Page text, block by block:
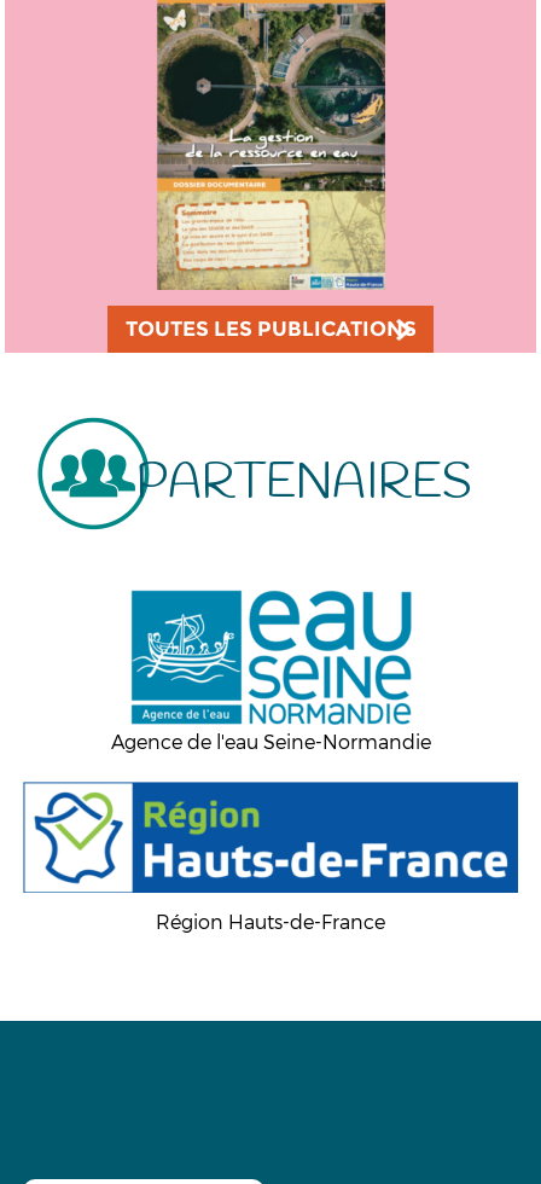
TOUTES LES PUBLICATIONS
PARTENAIRES
Agence de l'eau Seine-Normandie
Région Hauts-de-France